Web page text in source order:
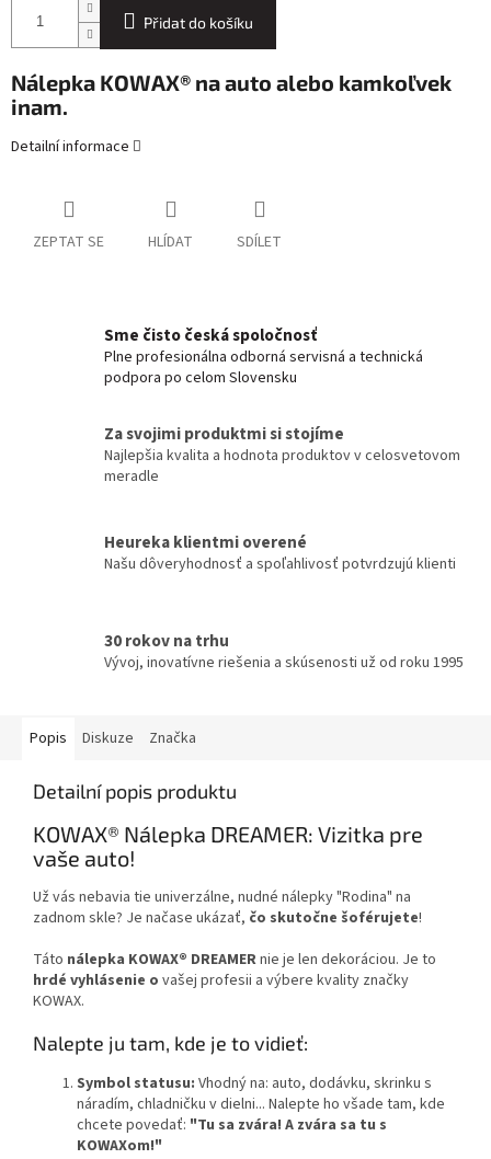
Přidat do košíku
Nálepka KOWAX® na auto alebo kamkoľvek
inam.
Detailní informace
ZEPTAT SE HLÍDAT SDÍLET
Sme čisto česká spoločnosť
Plne profesionálna odborná servisná a technická
podpora po celom Slovensku
Za svojimi produktmi si stojíme
Najlepšia kvalita a hodnota produktov v celosvetovom
meradle
Heureka klientmi overené
Našu dôveryhodnosť a spoľahlivosť potvrdzujú klienti
30 rokov na trhu
Vývoj, inovatívne riešenia a skúsenosti už od roku 1995
Popis Diskuze Značka
Detailní popis produktu
KOWAX® Nálepka DREAMER: Vizitka pre
vaše auto!
Už vás nebavia tie univerzálne, nudné nálepky "Rodina" na
zadnom skle? Je načase ukázať, čo skutočne šoférujete!
Táto nálepka KOWAX® DREAMERnie je len dekoráciou. Je to
hrdé vyhlásenie o vašej profesii a výbere kvality značky
KOWAX.
Nalepte ju tam, kde je to vidieť:
Symbol statusu: Vhodný na: auto, dodávku, skrinku s
náradím, chladničku v dielni... Nalepte ho všade tam, kde
chcete povedať: "Tu sa zvára! A zvára sa tu s
KOWAXom!"